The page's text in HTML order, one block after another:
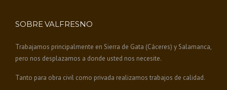
SOBRE VALFRESNO
Trabajamos principalmente en Sierra de Gata (Cáceres) y Salamanca,
pero nos desplazamos a donde usted nos necesite.
Tanto para obra civil como privada realizamos trabajos de calidad.